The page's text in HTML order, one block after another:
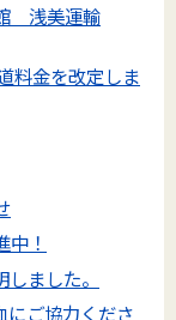
浅美運輸
料金を改定しま
！
ました。
にご協力くださ